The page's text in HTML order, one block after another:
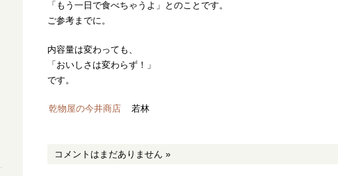
「もう一日で食べちゃうよ」とのことです。
ご参考までに。
内容量は変わっても、
「おいしさは変わらず！」
です。
乾物屋の今井商店 若林
コメントはまだありません »